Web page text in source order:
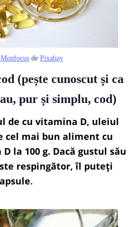
Monfocusde Pixabay
(pește cunoscut și ca
pur și simplu, cod)
de cu vitamina D, uleiul
cel mai bun aliment cu
la 100 g. Dacă gustul său
respingător, îl puteți
.